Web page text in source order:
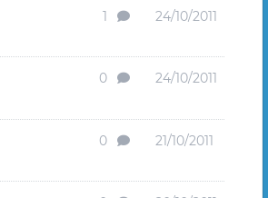
1 24/10/2011
0 24/10/2011
0 21/10/2011